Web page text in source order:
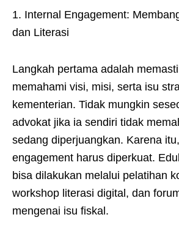
1. Internal Engagement:
dan Literasi
Langkah pertama adalah
memahami visi, misi, serta isu
kementerian. Tidak mungkin
advokat jika ia sendiri tidak
sedang diperjuangkan. Karena
engagement harus diperkuat.
bisa dilakukan melalui pelatihan
workshop literasi digital, dan
mengenai isu fiskal.